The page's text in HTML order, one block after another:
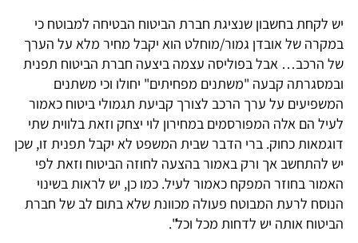
יש לקחת בחשבון שנציגת חברת הביטוח הבטיחה למבוטח כי
במקרה של אובדן גמור/מוחלט הוא יקבל מחיר מלא על הערך
של הרכב… אבל בפוליסה עצמה ביצעה חברת הביטוח תפנית
ובמסגרתה קבעה "משתנים מפחיתים" יחולו וכי משתנים
המשפיעים על ערך הרכב לצורך קביעת תגמולי ביטוח כאמור
לעיל הם אלה המפורסמים במחירון לוי יצחק וזאת בלווית שתי
דוגמאות כחוק. ברי הדבר שבית המשפט לא יקבל תפנית זו, שכן
יש להתחשב אך ורק באמור בהצעה לחוזה הביטוח וזאת לפי
האמור בחוזר המפקח כאמור לעיל. כמו כן, יש לראות בשינוי
הנוסח לרעת המבוטח פעולה מכוונת שלא בתום לב של חברת
הביטוח אותה יש לדחות מכל וכל".